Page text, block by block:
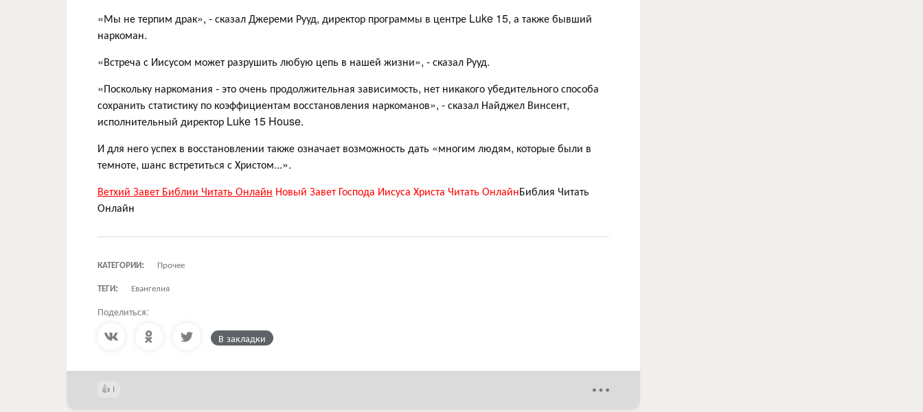
«Мы не терпим драк», - сказал Джереми Рууд, директор программы в центре Luke 15, а также бывший
наркоман.
«Встреча с Иисусом может разрушить любую цепь в нашей жизни», - сказал Рууд.
«Поскольку наркомания - это очень продолжительная зависимость, нет никакого убедительного способа
сохранить статистику по коэффициентам восстановления наркоманов», - сказал Найджел Винсент,
исполнительный директор Luke 15 House.
И для него успех в восстановлении также означает возможность дать «многим людям, которые были в
темноте, шанс встретиться с Христом...».
Ветхий Завет Библии Читать Онлайн Новый Завет Господа Иисуса Христа Читать ОнлайнБиблия Читать
Онлайн
КАТЕГОРИИ:
Прочее
ТЕГИ:
Евангелия
Поделиться:
В закладки
1